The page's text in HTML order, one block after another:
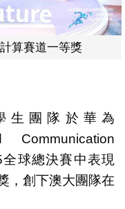
生團隊於華為
球總決賽中表現
，創下澳大團隊在